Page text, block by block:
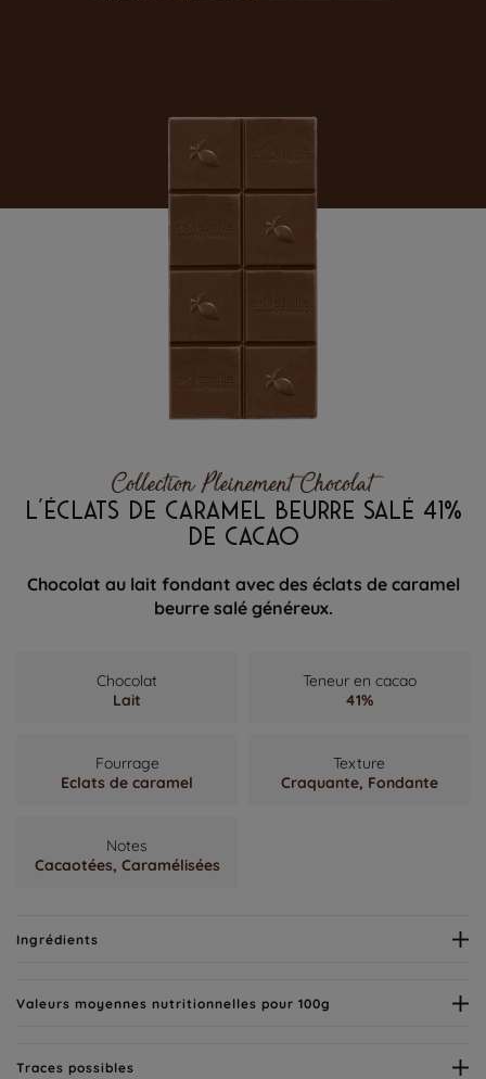
Collection Pleinement Chocolat
L'ÉCLATS DE CARAMEL BEURRE SALÉ 41%
DE CACAO
Chocolat au lait fondant avec des éclats de caramel
beurre salé généreux.
Chocolat
Lait
Teneur en cacao
41%
Fourrage
Eclats de caramel
Texture
Craquante, Fondante
Notes
Cacaotées, Caramélisées
Ingrédients
Valeurs moyennes nutritionnelles pour 100g
Traces possibles